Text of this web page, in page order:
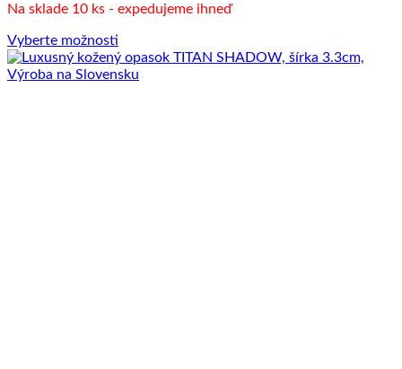
Na sklade 10 ks - expedujeme ihneď
Vyberte možnosti
Tento
produkt